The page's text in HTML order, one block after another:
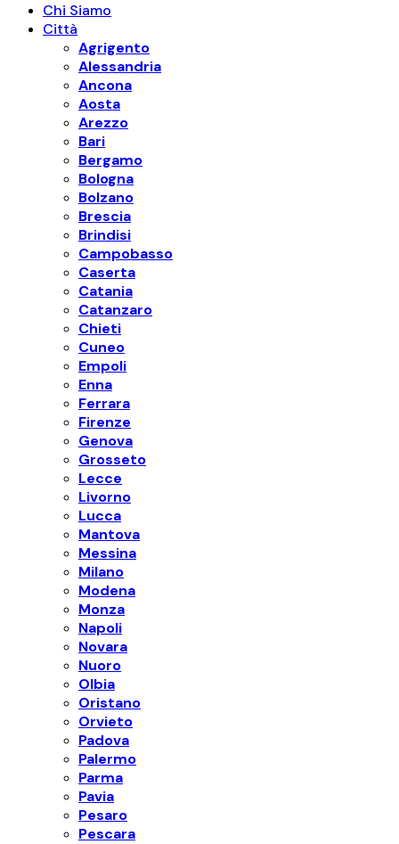
Chi Siamo
Città
Agrigento
Alessandria
Ancona
Aosta
Arezzo
Bari
Bergamo
Bologna
Bolzano
Brescia
Brindisi
Campobasso
Caserta
Catania
Catanzaro
Chieti
Cuneo
Empoli
Enna
Ferrara
Firenze
Genova
Grosseto
Lecce
Livorno
Lucca
Mantova
Messina
Milano
Modena
Monza
Napoli
Novara
Nuoro
Olbia
Oristano
Orvieto
Padova
Palermo
Parma
Pavia
Pesaro
Pescara